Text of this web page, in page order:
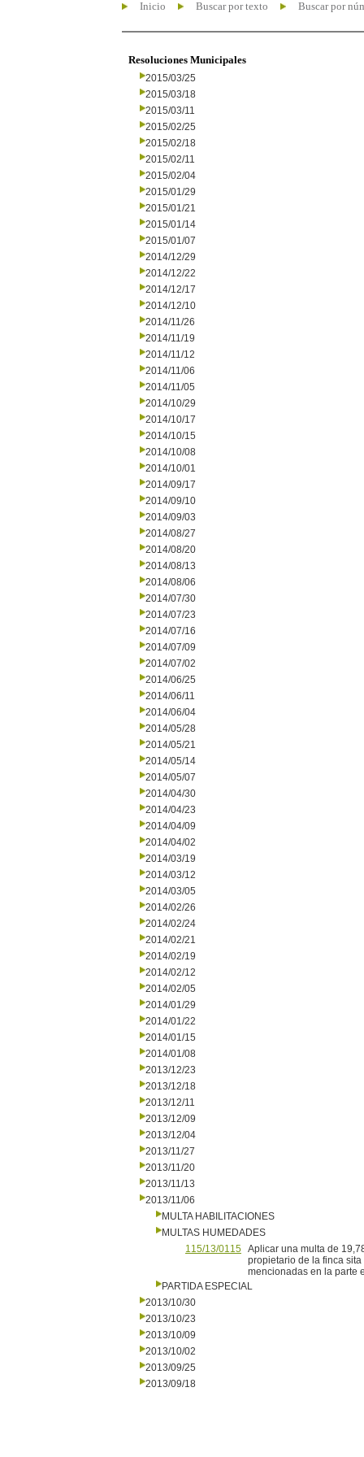
Inicio Buscar por texto Buscar por
Resoluciones Municipales
2015/03/25
2015/03/18
2015/03/11
2015/02/25
2015/02/18
2015/02/11
2015/02/04
2015/01/29
2015/01/21
2015/01/14
2015/01/07
2014/12/29
2014/12/22
2014/12/17
2014/12/10
2014/11/26
2014/11/19
2014/11/12
2014/11/06
2014/11/05
2014/10/29
2014/10/17
2014/10/15
2014/10/08
2014/10/01
2014/09/17
2014/09/10
2014/09/03
2014/08/27
2014/08/20
2014/08/13
2014/08/06
2014/07/30
2014/07/23
2014/07/16
2014/07/09
2014/07/02
2014/06/25
2014/06/11
2014/06/04
2014/05/28
2014/05/21
2014/05/14
2014/05/07
2014/04/30
2014/04/23
2014/04/09
2014/04/02
2014/03/19
2014/03/12
2014/03/05
2014/02/26
2014/02/24
2014/02/21
2014/02/19
2014/02/12
2014/02/05
2014/01/29
2014/01/22
2014/01/15
2014/01/08
2013/12/23
2013/12/18
2013/12/11
2013/12/09
2013/12/04
2013/11/27
2013/11/20
2013/11/13
2013/11/06
MULTA HABILITACIONES
MULTAS HUMEDADES
115/13/0115 Aplicar una multa de
propietario de la finca
mencionadas en la parte
PARTIDA ESPECIAL
2013/10/30
2013/10/23
2013/10/09
2013/10/02
2013/09/25
2013/09/18